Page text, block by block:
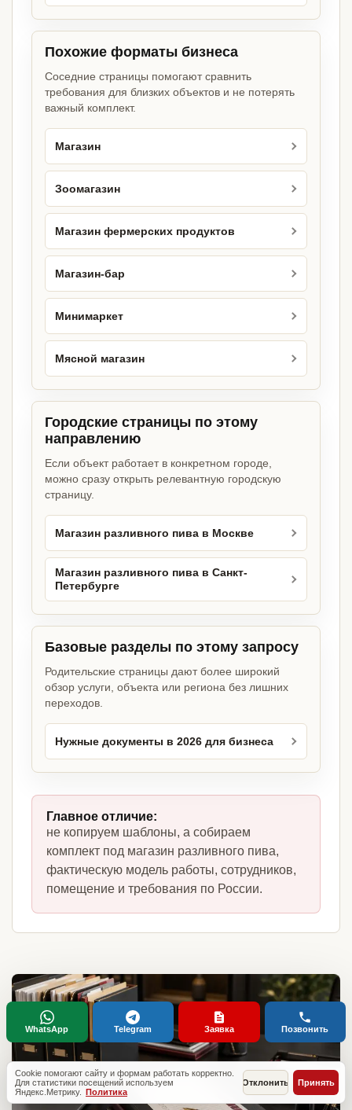
Похожие форматы бизнеса
Соседние страницы помогают сравнить
требования для близких объектов и не потерять
важный комплект.
Магазин
Зоомагазин
Магазин фермерских продуктов
Магазин-бар
Минимаркет
Мясной магазин
Городские страницы по этому
направлению
Если объект работает в конкретном городе,
можно сразу открыть релевантную городскую
страницу.
Магазин разливного пива в Москве
Магазин разливного пива в Санкт-
Петербурге
Базовые разделы по этому запросу
Родительские страницы дают более широкий
обзор услуги, объекта или региона без лишних
переходов.
Нужные документы в 2026 для бизнеса
Главное отличие:
не копируем шаблоны, а собираем
комплект под магазин разливного пива,
фактическую модель работы, сотрудников,
помещение и требования по России.
Cookie помогают сайту и формам работать корректно.
Для статистики посещений используем
Яндекс.Метрику. Политика
Отклонить Принять
WhatsApp Telegram Заявка Позвонить